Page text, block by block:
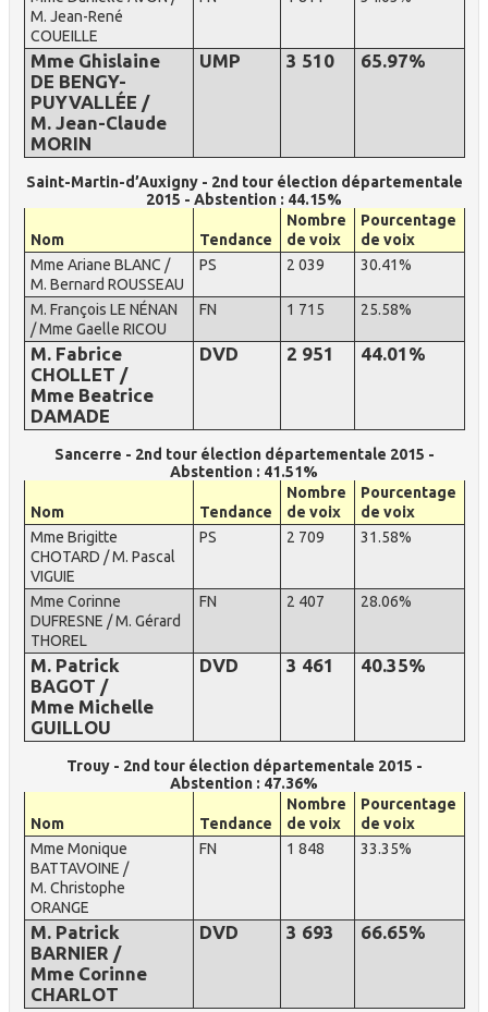
M. Jean-René
COUEILLE
Mme Ghislaine
DE BENGY-
PUYVALLÉE /
M. Jean-Claude
MORIN
UMP 3 510 65.97%
Saint-Martin-d’Auxigny - 2nd tour élection départementale
2015 - Abstention : 44.15%
Nom Tendance
Nombre
de voix
Pourcentage
de voix
Mme Ariane BLANC /
M. Bernard ROUSSEAU
PS 2 039 30.41%
M. François LE NÉNAN
/ Mme Gaelle RICOU
FN 1 715 25.58%
M. Fabrice
CHOLLET /
Mme Beatrice
DAMADE
DVD 2 951 44.01%
Sancerre - 2nd tour élection départementale 2015 -
Abstention : 41.51%
Nom Tendance
Nombre
de voix
Pourcentage
de voix
Mme Brigitte
CHOTARD / M. Pascal
VIGUIE
PS 2 709 31.58%
Mme Corinne
DUFRESNE / M. Gérard
THOREL
FN 2 407 28.06%
M. Patrick
BAGOT /
Mme Michelle
GUILLOU
DVD 3 461 40.35%
Trouy - 2nd tour élection départementale 2015 -
Abstention : 47.36%
Nom Tendance
Nombre
de voix
Pourcentage
de voix
Mme Monique
BATTAVOINE /
M. Christophe
ORANGE
FN 1 848 33.35%
M. Patrick
BARNIER /
Mme Corinne
CHARLOT
DVD 3 693 66.65%